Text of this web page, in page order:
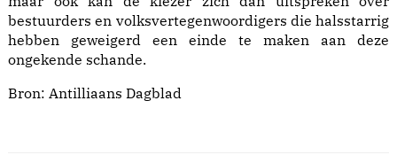
bestuurders en volksvertegenwoordigers die halsstarrig
hebben geweigerd een einde te maken aan deze
ongekende schande.
Bron: Antilliaans Dagblad